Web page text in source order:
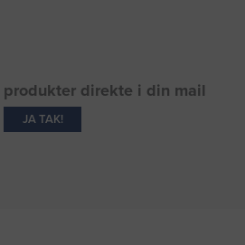
direkte i din mail
JA TAK!